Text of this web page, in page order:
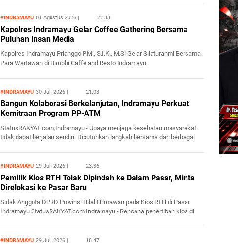
#INDRAMAYU 01 Agustus 2026 22.33
Kapolres Indramayu Gelar Coffee Gathering Bersama
Puluhan Insan Media
Kapolres Indramayu Prianggo P.M., S.I.K., M.Si Gelar Silaturahmi Bersama
Para Wartawan di Birubhi Caffe and Resto Indramayu
#INDRAMAYU 30 Juli 2026 21.03
Bangun Kolaborasi Berkelanjutan, Indramayu Perkuat
Kemitraan Program PP-ATM
StatusRAKYAT.com,Indramayu - Upaya menjaga kesehatan masyarakat
tidak dapat berjalan sendiri. Dibutuhkan langkah bersama dari berbagai
#INDRAMAYU 29 Juli 2026 23.36
Pemilik Kios RTH Tolak Dipindah ke Dalam Pasar, Minta
Direlokasi ke Pasar Baru
Sidak Anggota DPRD Provinsi Hilal Hilmawan pada Kios RTH di Pasar
Indramayu StatusRAKYAT.com,Indramayu - Rencana penertiban kios di
#INDRAMAYU 29 Juli 2026 18.47